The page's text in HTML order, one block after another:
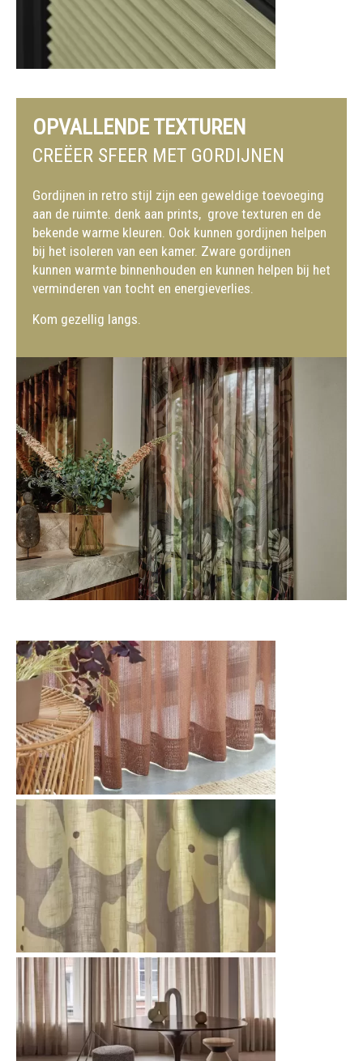
OPVALLENDE TEXTUREN
CREËER SFEER MET GORDIJNEN
Gordijnen in retro stijl zijn een geweldige toevoeging
aan de ruimte. denk aan prints, grove texturen en de
bekende warme kleuren. Ook kunnen gordijnen helpen
bij het isoleren van een kamer. Zware gordijnen
kunnen warmte binnenhouden en kunnen helpen bij het
verminderen van tocht en energieverlies.
Kom gezellig langs.